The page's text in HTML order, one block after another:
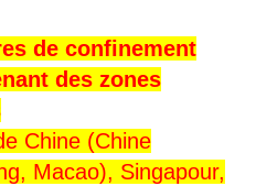
de confinement
des zones
Chine (Chine
Macao), Singapour,